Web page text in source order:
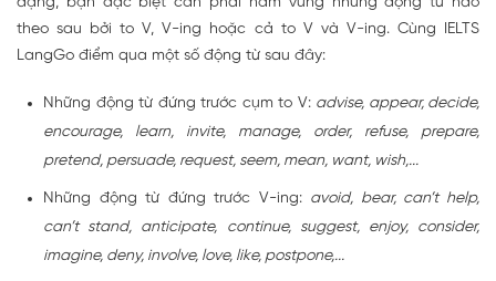
theo sau bởi to V, V-ing hoặc cả to V và V-ing. Cùng IELTS
LangGo điểm qua một số động từ sau đây:
Những động từ đứng trước cụm to V: advise, appear, decide,
encourage, learn, invite, manage, order, refuse, prepare,
pretend, persuade, request, seem, mean, want, wish,...
Những động từ đứng trước V-ing: avoid, bear, can’t help,
can’t stand, anticipate, continue, suggest, enjoy, consider,
imagine, deny, involve, love, like, postpone,...